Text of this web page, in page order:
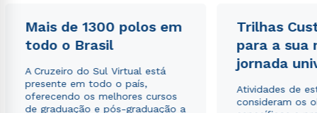
Mais de 1300 polos em
todo o Brasil
A Cruzeiro do Sul Virtual está
presente em todo o país,
oferecendo os melhores cursos
de graduação e pós-graduação a
Trilhas
para a sua
jornada
Atividades de
consideram os
Estou de acordo com aPolítica de Privacidade.e
autorizo que meus dados sejam utilizados para o